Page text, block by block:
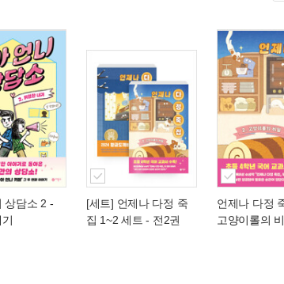
상담소 2 -
[세트] 언제나 다정 죽
집 1~2 세트 - 전2권
언제나 다정
고양이롤의